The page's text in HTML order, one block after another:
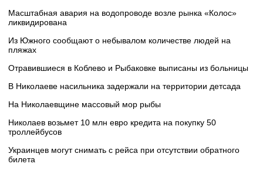
Масштабная авария на водопроводе возле рынка «Колос»
ликвидирована
Из Южного сообщают о небывалом количестве людей на
пляжах
Отравившиеся в Коблево и Рыбаковке выписаны из больницы
В Николаеве насильника задержали на территории детсада
На Николаевщине массовый мор рыбы
Николаев возьмет 10 млн евро кредита на покупку 50
троллейбусов
Украинцев могут снимать с рейса при отсутствии обратного
билета